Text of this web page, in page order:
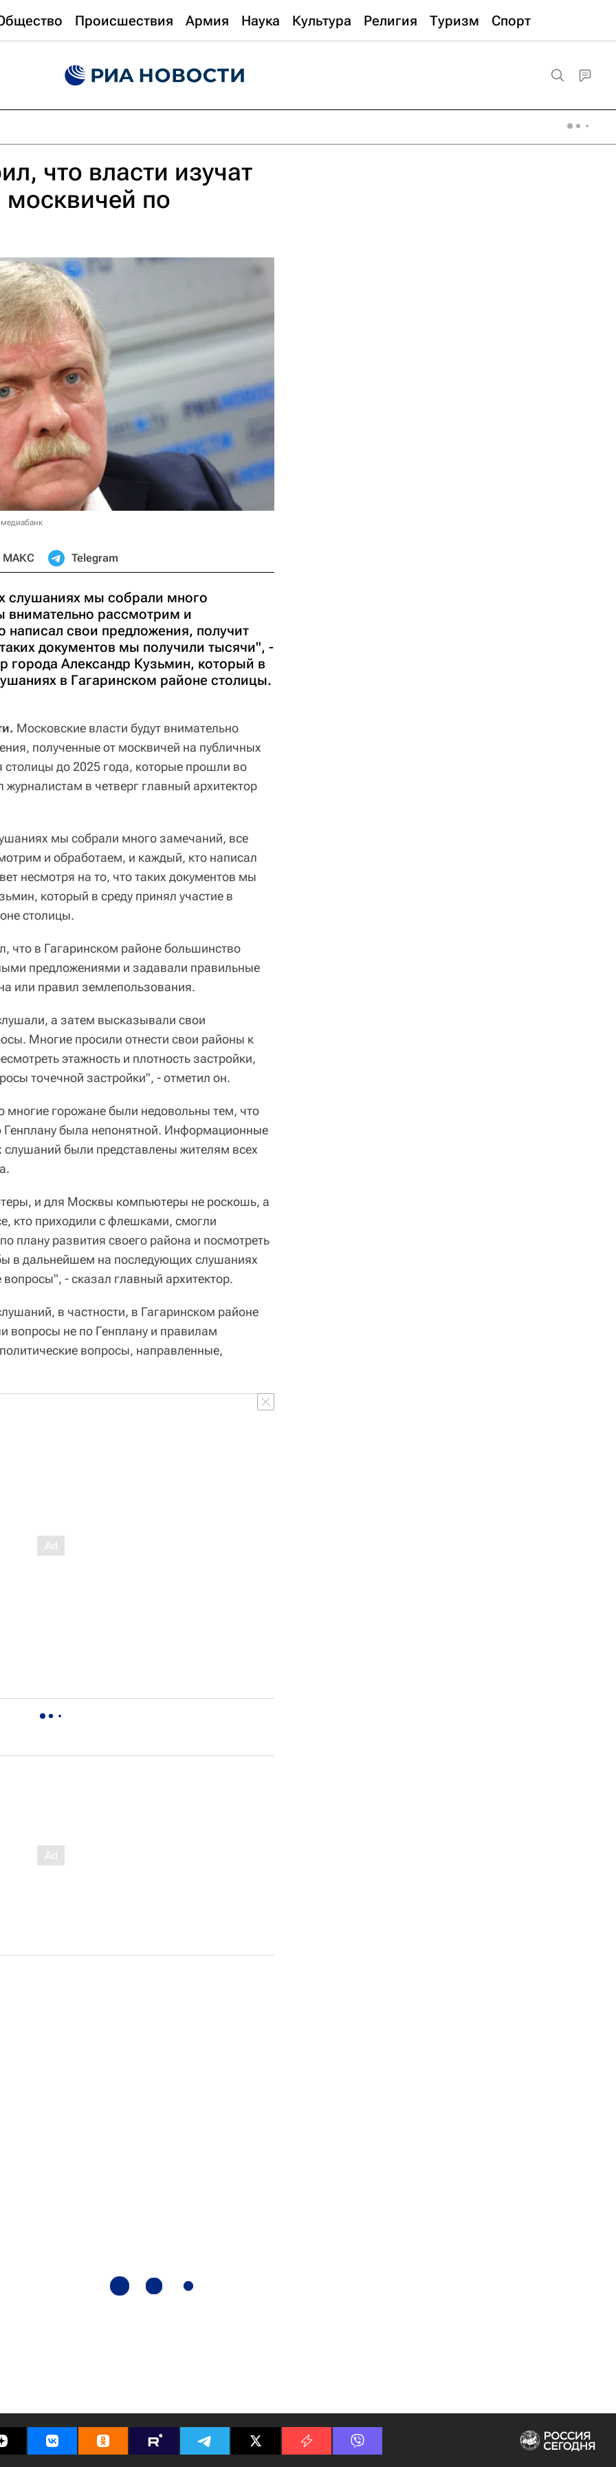
Происшествия Армия Наука Культура Религия Туризм Спорт
что власти изучат
москвичей по
МАКС Telegram
слушаниях мы собрали много
внимательно рассмотрим и
свои предложения, получит
документов мы получили тысячи", -
города Александр Кузьмин, который в
в Гагаринском районе столицы.
Московские власти будут внимательно
полученные от москвичей на публичных
столицы до 2025 года, которые прошли во
в четверг главный архитектор
мы собрали много замечаний, все
и обработаем, и каждый, кто написал
несмотря на то, что таких документов мы
который в среду принял участие в
столицы.
что в Гагаринском районе большинство
предложениями и задавали правильные
или правил землепользования.
а затем высказывали свои
Многие просили отнести свои районы к
этажность и плотность застройки,
точечной застройки", - отметил он.
многие горожане были недовольны тем, что
была непонятной. Информационные
были представлены жителям всех
и для Москвы компьютеры не роскошь, а
кто приходили с флешками, смогли
плану развития своего района и посмотреть
в дальнейшем на последующих слушаниях
- сказал главный архитектор.
в частности, в Гагаринском районе
вопросы не по Генплану и правилам
вопросы, направленные,